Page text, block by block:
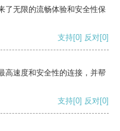
了无限的流畅体验和安全性保
支持[0] 反对[0]
高速度和安全性的连接，并帮
支持[0] 反对[0]